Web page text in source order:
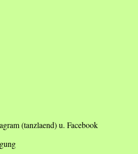
(tanzlaend) u. Facebook